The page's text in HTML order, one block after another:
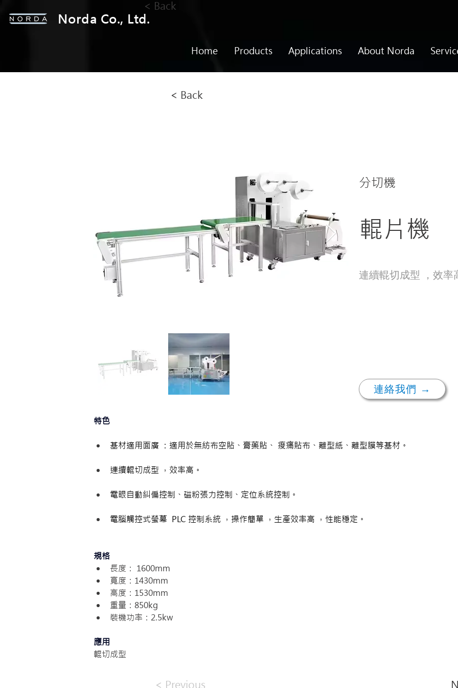
Norda Co., Ltd.
< Back
Home Products Applications About Norda
< Back
分切機
輥片機
連續輥切成型 ，效率
連絡我們 →
特色
基材適用面廣 ：適用於無紡布空貼、膏藥貼、 痠痛貼布、離型紙、離型膜等基材。
連續輥切成型 ，效率高。
電眼自動糾偏控制、磁粉張力控制、定位系統控制。
電腦觸控式螢幕  PLC 控制系統 ，操作簡單 ，生產效率高 ，性能穩定。
規格
長度： 1600mm
寬度：1430mm
高度：1530mm
重量：850kg
裝機功率：2.5kw
應用
輥切成型
< Previous